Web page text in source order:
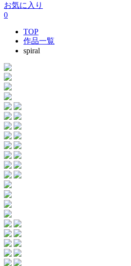
お気に入り
0
TOP
作品一覧
spiral